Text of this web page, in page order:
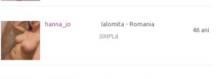
hanna_jo
46 ani
Ialomita - Romania
SIMPLA